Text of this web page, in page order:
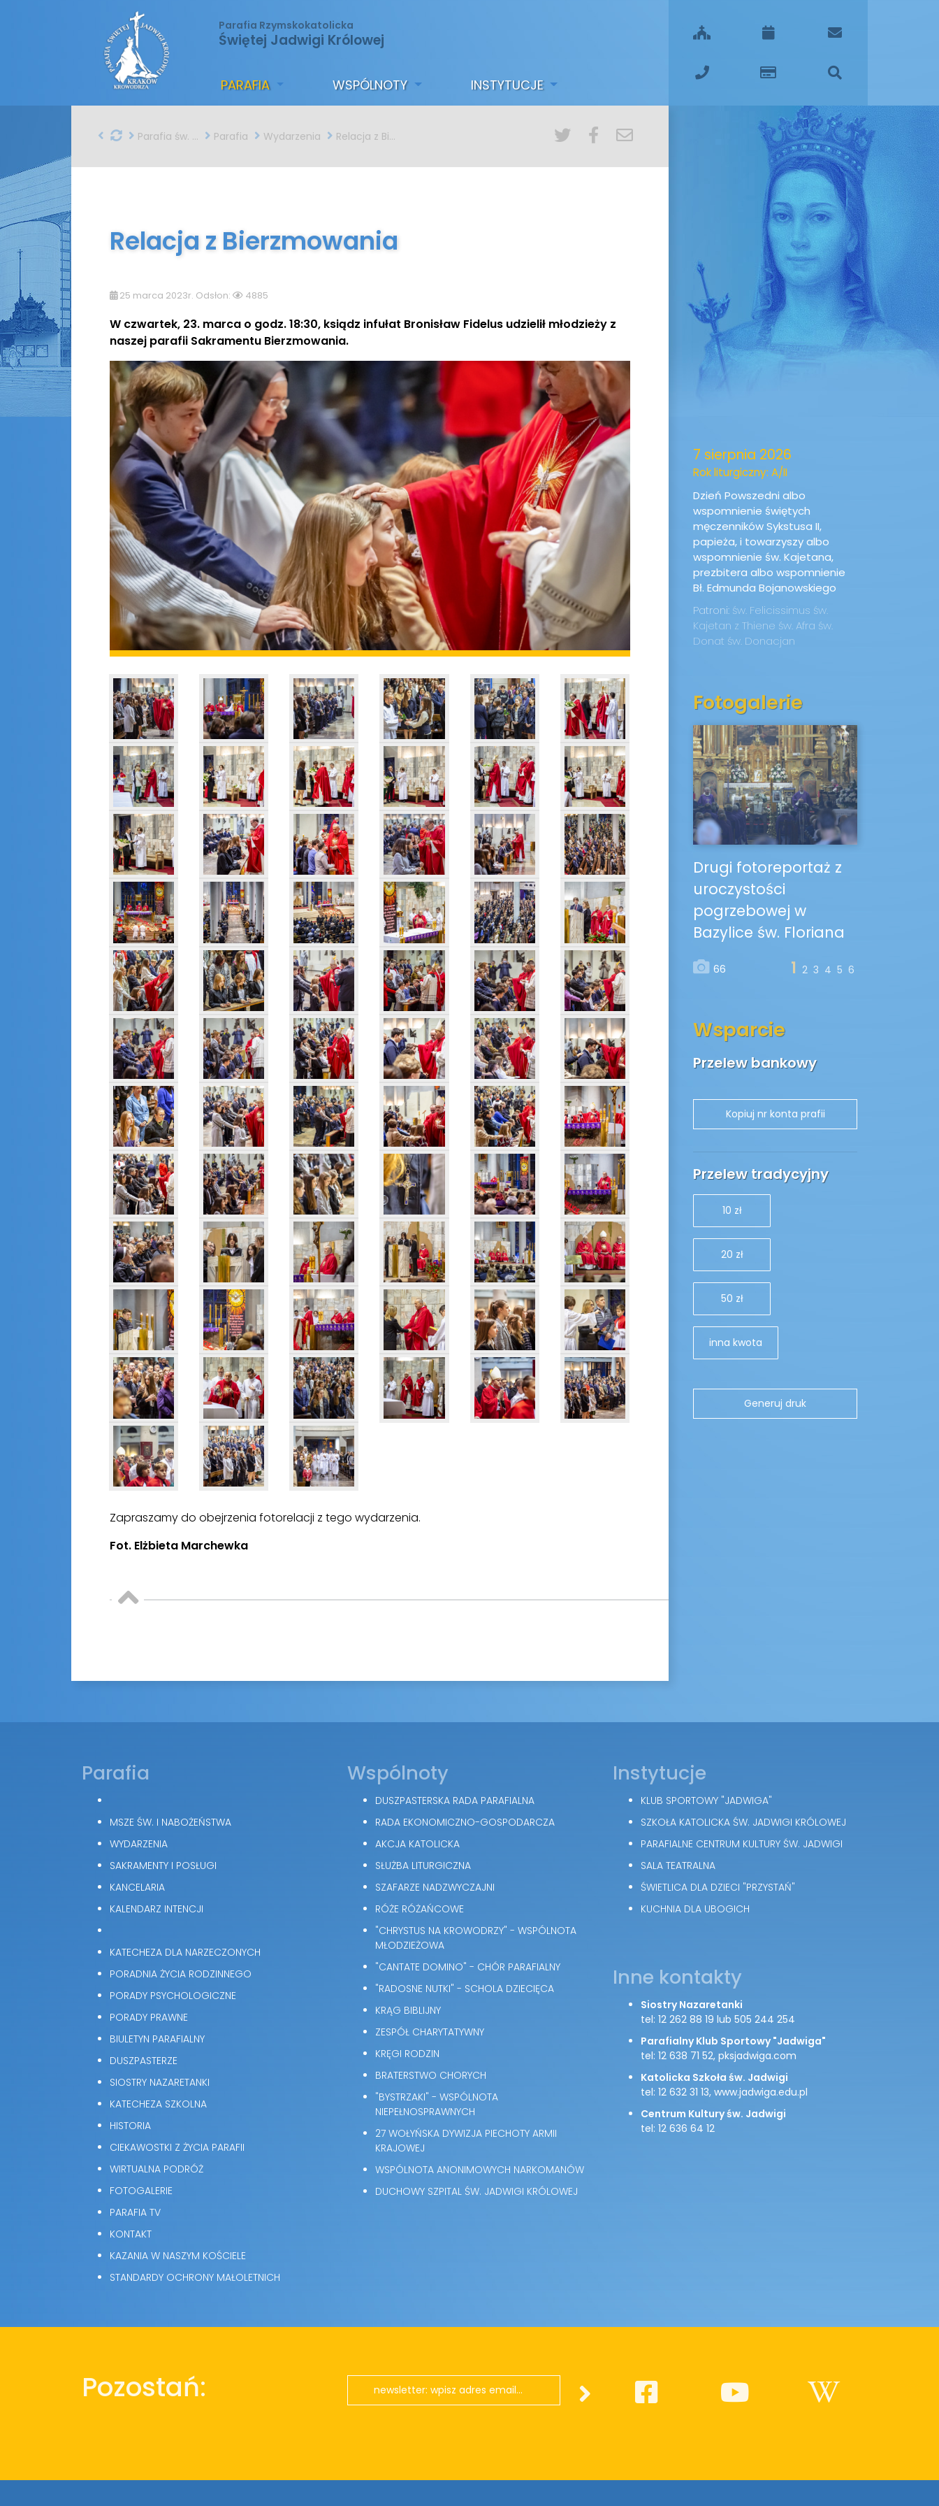
Parafia Rzymskokatolicka
Świętej Jadwigi Królowej
PARAFIA WSPÓLNOTY INSTYTUCJE
Parafia św. Jadwigi w Krakowie Parafia Wydarzenia Relacja z Bierzmowania
Relacja z Bierzmowania
25 marca 2023r. Odsłon: 4885
W czwartek, 23. marca o godz. 18:30, ksiądz infułat Bronisław Fidelus udzielił młodzieży z
naszej parafii Sakramentu Bierzmowania.
Zapraszamy do obejrzenia fotorelacji z tego wydarzenia.
Fot. Elżbieta Marchewka
7 sierpnia 2026
Rok liturgiczny: A/II
Dzień Powszedni albo
wspomnienie świętych
męczenników Sykstusa II,
papieża, i towarzyszy albo
wspomnienie św. Kajetana,
prezbitera albo wspomnienie
Bł. Edmunda Bojanowskiego
Patroni: św. Felicissimus św.
Kajetan z Thiene św. Afra św.
Donat św. Donacjan
Fotogalerie
Drugi fotoreportaż z
uroczystości
pogrzebowej w
Bazylice św. Floriana
66 1 2 3 4 5 6
Wsparcie
Przelew bankowy
Przelew tradycyjny
10 zł
20 zł
50 zł
inna kwota
Parafia
MSZE ŚW. I NABOŻEŃSTWA
WYDARZENIA
SAKRAMENTY I POSŁUGI
KANCELARIA
KALENDARZ INTENCJI
KATECHEZA DLA NARZECZONYCH
PORADNIA ŻYCIA RODZINNEGO
PORADY PSYCHOLOGICZNE
PORADY PRAWNE
BIULETYN PARAFIALNY
DUSZPASTERZE
SIOSTRY NAZARETANKI
KATECHEZA SZKOLNA
HISTORIA
CIEKAWOSTKI Z ŻYCIA PARAFII
WIRTUALNA PODRÓŻ
FOTOGALERIE
PARAFIA TV
KONTAKT
KAZANIA W NASZYM KOŚCIELE
STANDARDY OCHRONY MAŁOLETNICH
Wspólnoty
DUSZPASTERSKA RADA PARAFIALNA
RADA EKONOMICZNO-GOSPODARCZA
AKCJA KATOLICKA
SŁUŻBA LITURGICZNA
SZAFARZE NADZWYCZAJNI
RÓŻE RÓŻAŃCOWE
"CHRYSTUS NA KROWODRZY" - WSPÓLNOTA
MŁODZIEŻOWA
"CANTATE DOMINO" - CHÓR PARAFIALNY
"RADOSNE NUTKI" - SCHOLA DZIECIĘCA
KRĄG BIBLIJNY
ZESPÓŁ CHARYTATYWNY
KRĘGI RODZIN
BRATERSTWO CHORYCH
"BYSTRZAKI" - WSPÓLNOTA
NIEPEŁNOSPRAWNYCH
27 WOŁYŃSKA DYWIZJA PIECHOTY ARMII
KRAJOWEJ
WSPÓLNOTA ANONIMOWYCH NARKOMANÓW
DUCHOWY SZPITAL ŚW. JADWIGI KRÓLOWEJ
Instytucje
KLUB SPORTOWY "JADWIGA"
SZKOŁA KATOLICKA ŚW. JADWIGI KRÓLOWEJ
PARAFIALNE CENTRUM KULTURY ŚW. JADWIGI
SALA TEATRALNA
ŚWIETLICA DLA DZIECI "PRZYSTAŃ"
KUCHNIA DLA UBOGICH
Inne kontakty
Siostry Nazaretanki
tel: 12 262 88 19 lub 505 244 254
Parafialny Klub Sportowy "Jadwiga"
tel: 12 638 71 52, pksjadwiga.com
Katolicka Szkoła św. Jadwigi
tel: 12 632 31 13, www.jadwiga.edu.pl
Centrum Kultury św. Jadwigi
tel: 12 636 64 12
Pozostań: